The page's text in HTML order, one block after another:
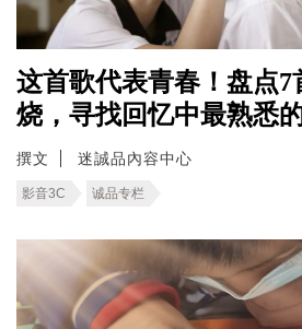
这首歌代表青春！盘点7
烧，寻找回忆中最熟悉
撰文 迷誠品內容中心
影音3C 诚品专栏